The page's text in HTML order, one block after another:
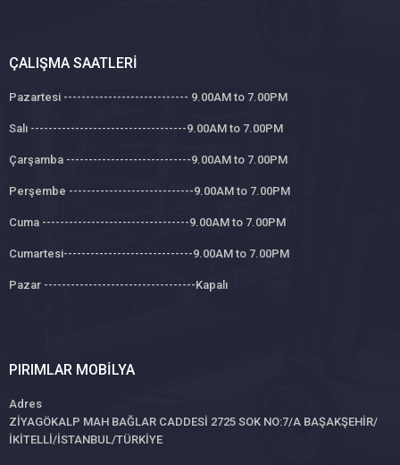
ÇALIŞMA SAATLERI
Pazartesi ---------------------------- 9.00AM to 7.00PM
Salı -----------------------------------9.00AM to 7.00PM
Çarşamba ----------------------------9.00AM to 7.00PM
Perşembe ----------------------------9.00AM to 7.00PM
Cuma ---------------------------------9.00AM to 7.00PM
Cumartesi-----------------------------9.00AM to 7.00PM
Pazar ----------------------------------Kapalı
PIRIMLAR MOBILYA
Adres
ZİYAGÖKALP MAH BAĞLAR CADDESİ 2725 SOK NO:7/A BAŞAKŞEHİR/
İKİTELLİ/İSTANBUL/TÜRKİYE